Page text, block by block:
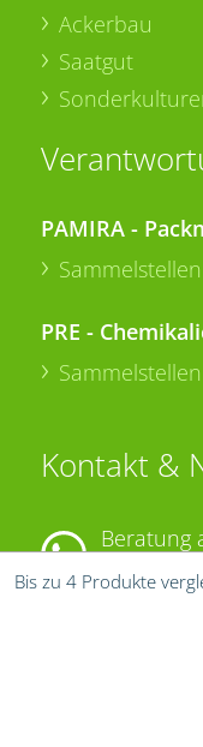
Bis zu 4 Produkte
Ackerbau
Saatgut
PAMIRA -
PRE -
Kontakt &
Beratung
T. +49